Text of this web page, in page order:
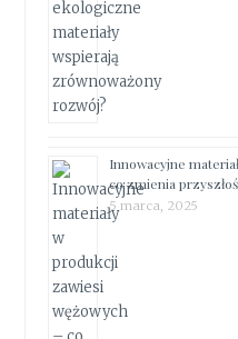
Innowacyjne
co zmienia
5 marca, 2025